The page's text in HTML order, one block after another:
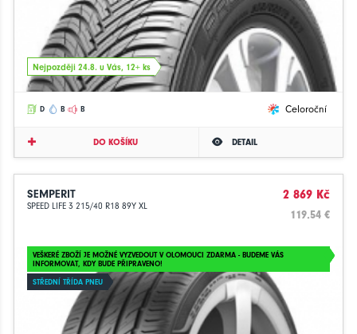
Nejpozději 24.8. u Vás, 12+ ks
D B B Celoroční
DO KOŠÍKU DETAIL
SEMPERIT
SPEED LIFE 3 215/40 R18 89Y XL
2 869 Kč
119.54 €
VEŠKERÉ ZBOŽÍ JE MOŽNÉ VYZVEDOUT V OLOMOUCI ZDARMA - BUDEME VÁS
INFORMOVAT, KDY BUDE PŘIPRAVENO!
STŘEDNÍ TŘÍDA PNEU